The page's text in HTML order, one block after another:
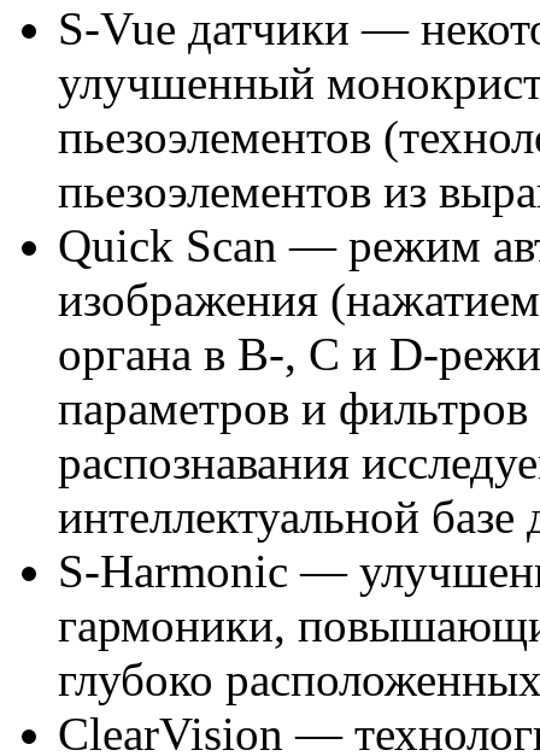
S-Vue датчики —
улучшенный
пьезоэлементов
пьезоэлементов из
Quick Scan — режим
изображения
органа в B-, C и D-
параметров и фильтров
распознавания
интеллектуальной
S-Harmonic —
гармоники,
глубоко
ClearVision —